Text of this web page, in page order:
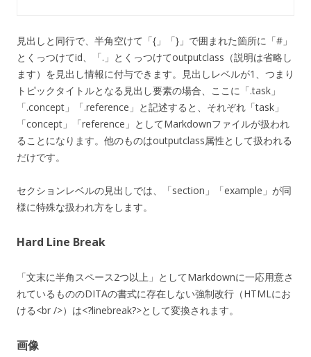
見出しと同行で、半角空けて「{」「}」で囲まれた箇所に「#」
とくっつけてid、「.」とくっつけてoutputclass（説明は省略し
ます）を見出し情報に付与できます。見出しレベルが1、つまり
トピックタイトルとなる見出し要素の場合、ここに「.task」
「.concept」「.reference」と記述すると、それぞれ「task」
「concept」「reference」としてMarkdownファイルが扱われ
ることになります。他のものはoutputclass属性として扱われる
だけです。
セクションレベルの見出しでは、「section」「example」が同
様に特殊な扱われ方をします。
Hard Line Break
「文末に半角スペース2つ以上」としてMarkdownに一応用意さ
れているもののDITAの書式に存在しない強制改行（HTMLにお
ける<br />）は<?linebreak?>として変換されます。
画像